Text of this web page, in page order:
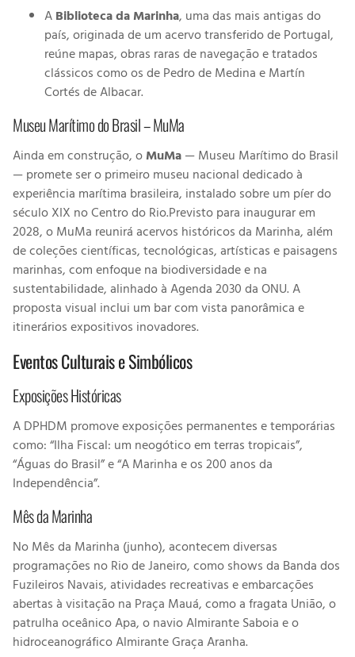
ABiblioteca da Marinha, uma das mais antigas do
país, originada de um acervo transferido de Portugal,
reúne mapas, obras raras de navegação e tratados
clássicos como os de Pedro de Medina e Martín
Cortés de Albacar.
Museu Marítimo do Brasil – MuMa
Ainda em construção, oMuMa—Museu Marítimo do Brasil
— promete ser o primeiro museu nacional dedicado à
experiência marítima brasileira, instalado sobre um píer do
século XIX no Centro do Rio.Previsto para inaugurar em
2028, o MuMa reunirá acervos históricos da Marinha, além
de coleções científicas, tecnológicas, artísticas e paisagens
marinhas, com enfoque na biodiversidade e na
sustentabilidade, alinhado à Agenda 2030 da ONU. A
proposta visual inclui um bar com vista panorâmica e
itinerários expositivos inovadores.
Eventos Culturais e Simbólicos
Exposições Históricas
A DPHDM promove exposições permanentes e temporárias
como: “Ilha Fiscal: um neogótico em terras tropicais”,
“Águas do Brasil” e “A Marinha e os 200 anos da
Independência”.
Mês da Marinha
No Mês da Marinha (junho), acontecem diversas
programações no Rio de Janeiro, como shows da Banda dos
Fuzileiros Navais, atividades recreativas e embarcações
abertas à visitação na Praça Mauá, como a fragata União, o
patrulha oceânico Apa, o navio Almirante Saboia e o
hidroceanográfico Almirante Graça Aranha.